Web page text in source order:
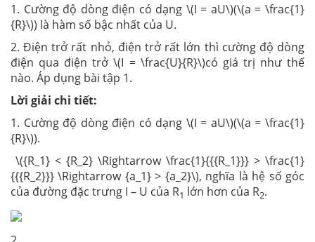
1. Cường độ dòng điện có dạng \(I = aU\)(\(a = \frac{1}
{R}\)) là hàm số bậc nhất của U.
2. Điện trở rất nhỏ, điện trở rất lớn thì cường độ dòng
điện qua điện trở \(I = \frac{U}{R}\)có giá trị như thế
nào. Áp dụng bài tập 1.
Lời giải chi tiết:
1. Cường độ dòng điện có dạng \(I = aU\)(\(a = \frac{1}
{R}\)).
\({R_1} < {R_2} \Rightarrow \frac{1}{{{R_1}}} > \frac{1}
{{{R_2}}} \Rightarrow {a_1} > {a_2}\), nghĩa là hệ số góc
của đường đặc trưng I – U của R1 lớn hơn của R2.